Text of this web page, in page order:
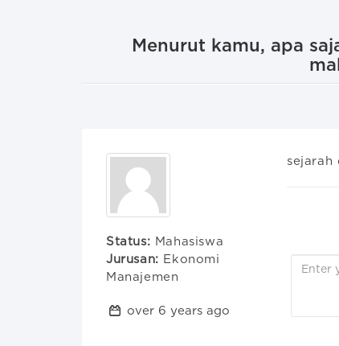
Menurut kamu, apa
Status: Mahasiswa
Jurusan: Ekonomi
Manajemen
over 6 years ago
sejarah